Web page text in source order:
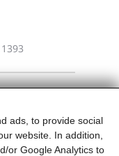
ads, to provide social
website. In addition,
or Google Analytics to